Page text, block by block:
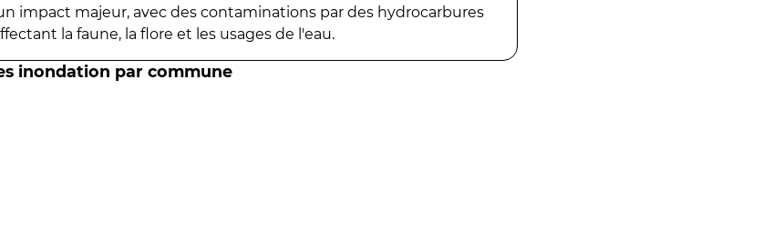
impact majeur, avec des contaminations par des hydrocarbures
la faune, la flore et les usages de l'eau.
inondation par commune